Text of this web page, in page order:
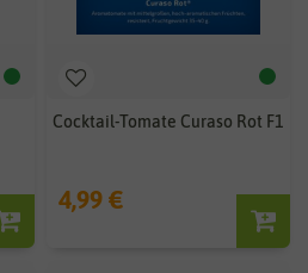
Cocktail-Tomate Curaso Rot F1
4,99 €